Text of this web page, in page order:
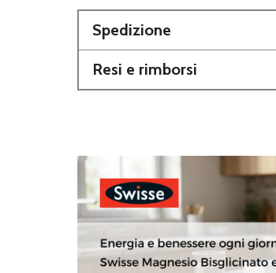
Spedizione
Resi e rimborsi